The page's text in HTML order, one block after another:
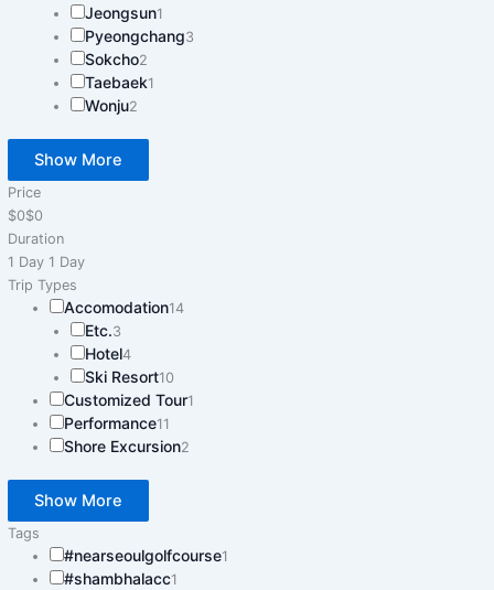
Jeongsun1
Pyeongchang3
Sokcho2
Taebaek1
Wonju2
Show More
Price
$0$0
Duration
1 Day 1 Day
Trip Types
Accomodation14
Etc.3
Hotel4
Ski Resort10
Customized Tour1
Performance11
Shore Excursion2
Show More
Tags
#nearseoulgolfcourse1
#shambhalacc1